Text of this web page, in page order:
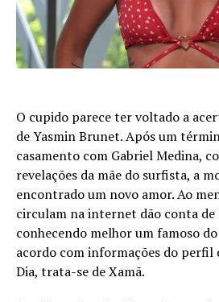
O cupido parece ter voltado a
de Yasmin Brunet. Após um
casamento com Gabriel Medina,
revelações da mãe do surfista, a
encontrado um novo amor. Ao
circulam na internet dão conta de
conhecendo melhor um famoso
acordo com informações do perfil
Dia, trata-se de Xamã.